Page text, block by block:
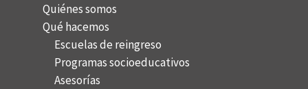
Quiénes somos
Qué hacemos
Escuelas de reingreso
Programas socioeducativos
Asesorías